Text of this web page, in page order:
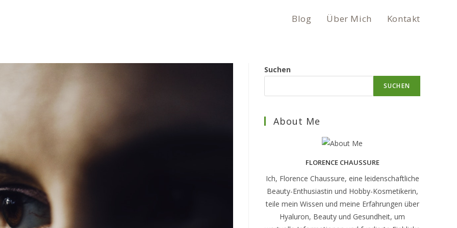
Blog Über Mich Kontakt
Suchen
SUCHEN
About Me
FLORENCE CHAUSSURE
Ich, Florence Chaussure, eine leidenschaftliche
Beauty-Enthusiastin und Hobby-Kosmetikerin,
teile mein Wissen und meine Erfahrungen über
Hyaluron, Beauty und Gesundheit, um